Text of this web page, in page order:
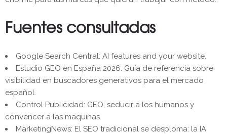
Fuentes consultadas
Google Search Central: AI features and your website.
Estudio GEO en España 2026. Guía de referencia sobre
visibilidad en buscadores generativos para el mercado
español.
Control Publicidad: GEO, seducir a los humanos y
convencer a las maquinas.
MarketingNews: El SEO tradicional se desploma: la IA